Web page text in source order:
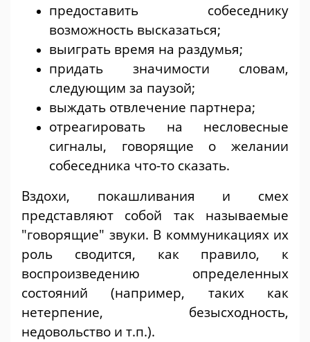
предоставить собеседнику
возможность высказаться;
выиграть время на раздумья;
придать значимости словам,
следующим за паузой;
выждать отвлечение партнера;
отреагировать на несловесные
сигналы, говорящие о желании
собеседника что-то сказать.
Вздохи, покашливания и смех
представляют собой так называемые
"говорящие" звуки. В коммуникациях их
роль сводится, как правило, к
воспроизведению определенных
состояний (например, таких как
нетерпение, безысходность,
недовольство и т.п.).